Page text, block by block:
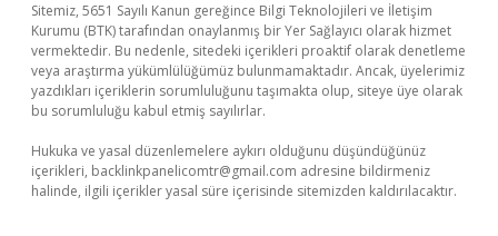
Sitemiz, 5651 Sayılı Kanun gereğince Bilgi Teknolojileri ve İletişim
Kurumu (BTK) tarafından onaylanmış bir Yer Sağlayıcı olarak hizmet
vermektedir. Bu nedenle, sitedeki içerikleri proaktif olarak denetleme
veya araştırma yükümlülüğümüz bulunmamaktadır. Ancak, üyelerimiz
yazdıkları içeriklerin sorumluluğunu taşımakta olup, siteye üye olarak
bu sorumluluğu kabul etmiş sayılırlar.
Hukuka ve yasal düzenlemelere aykırı olduğunu düşündüğünüz
içerikleri, backlinkpanelicomtr@gmail.com adresine bildirmeniz
halinde, ilgili içerikler yasal süre içerisinde sitemizden kaldırılacaktır.